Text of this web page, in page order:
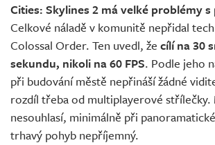
Cities: Skylines 2 má velké problémy
Celkové náladě v komunitě nepřidal
Colossal Order. Ten uvedl, že cílí na 30
sekundu, nikoli na 60 FPS. Podle jeho
při budování městě nepřináší žádné
rozdíl třeba od multiplayerové střílečky.
nesouhlasí, minimálně při
trhavý pohyb nepříjemný.